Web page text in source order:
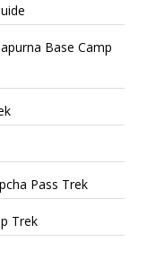
Base Camp
Pass Trek
Trek